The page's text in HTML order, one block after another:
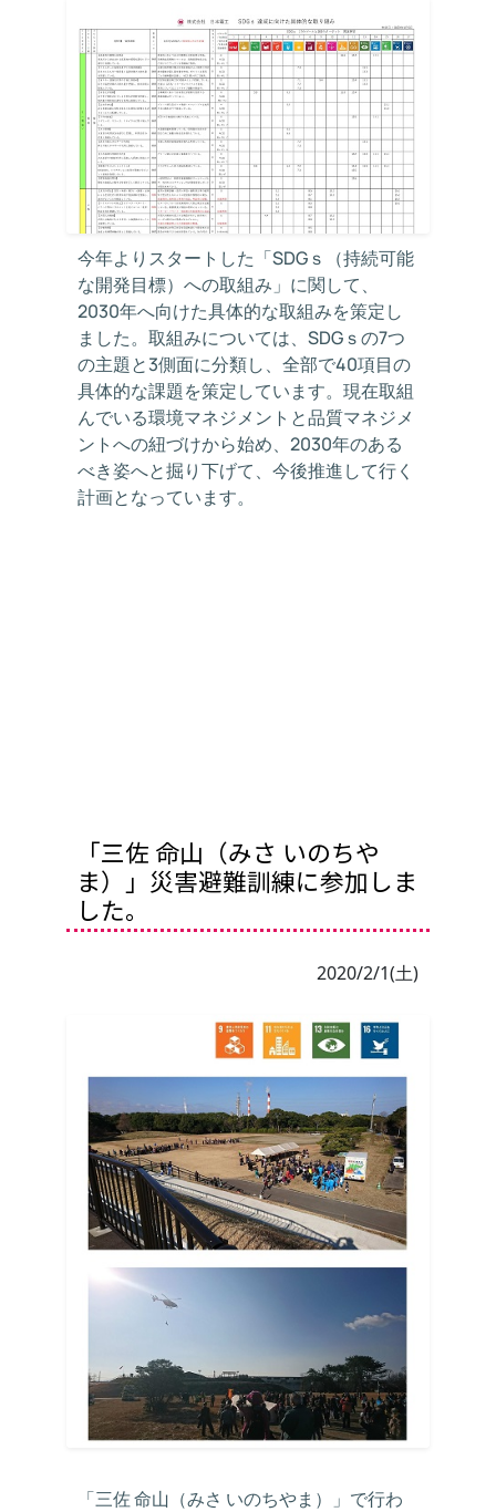
今年よりスタートした「SDGｓ（持続可能
な開発目標）への取組み」に関して、
2030年へ向けた具体的な取組みを策定し
ました。取組みについては、SDGｓの7つ
の主題と3側面に分類し、全部で40項目の
具体的な課題を策定しています。現在取組
んでいる環境マネジメントと品質マネジメ
ントへの紐づけから始め、2030年のある
べき姿へと掘り下げて、今後推進して行く
計画となっています。
「三佐 命山（みさ いのちや
ま）」災害避難訓練に参加しま
した。
2020/2/1(土)
「三佐 命山（みさ いのちやま）」で行わ